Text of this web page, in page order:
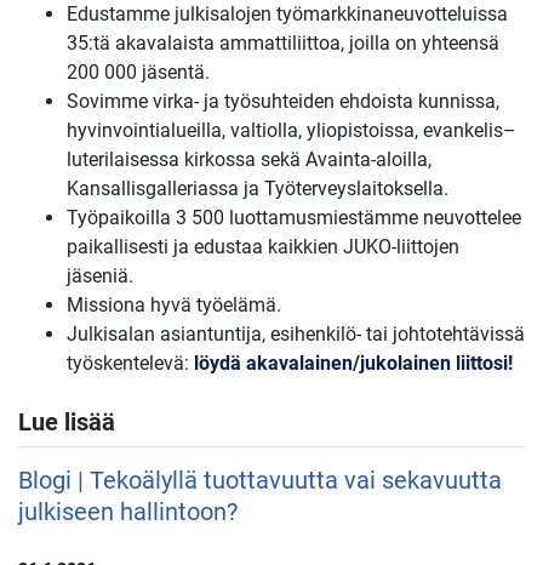
Edustamme julkisalojen työmarkkinaneuvotteluissa
35:tä akavalaista ammattiliittoa, joilla on yhteensä
200 000 jäsentä.
Sovimme virka- ja työsuhteiden ehdoista kunnissa,
hyvinvointialueilla, valtiolla, yliopistoissa, evankelis–
luterilaisessa kirkossa sekä Avainta-aloilla,
Kansallisgalleriassa ja Työterveyslaitoksella.
Työpaikoilla 3 500 luottamusmiestämme neuvottelee
paikallisesti ja edustaa kaikkien JUKO-liittojen
jäseniä.
Missiona hyvä työelämä.
Julkisalan asiantuntija, esihenkilö- tai johtotehtävissä
työskentelevä: löydä akavalainen/jukolainen liittosi!
Lue lisää
Blogi | Tekoälyllä tuottavuutta vai sekavuutta
julkiseen hallintoon?